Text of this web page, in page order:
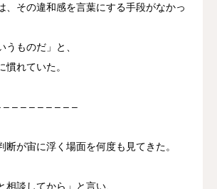
、その違和感を言葉にする手段がなかっ
うものだ」と、
慣れていた。
– – – – – – – – –
断が宙に浮く場面を何度も見てきた。
相談してから」と言い、